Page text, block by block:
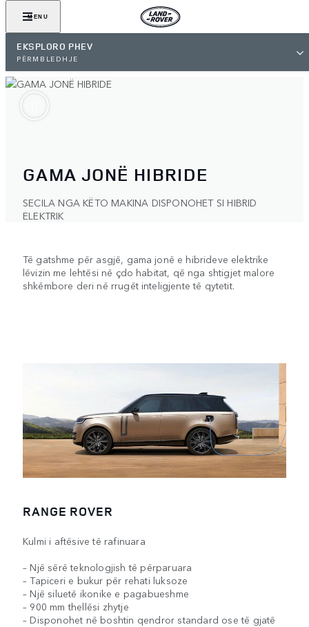
MENU
EKSPLORO PHEV
PËRMBLEDHJE
GAMA JONË HIBRIDE
SECILA NGA KËTO MAKINA DISPONOHET SI HIBRID
ELEKTRIK
Të gatshme për asgjë, gama jonë e hibrideve elektrike
lëvizin me lehtësi në çdo habitat, që nga shtigjet malore
shkëmbore deri në rrugët inteligjente të qytetit.
RANGE ROVER
Kulmi i aftësive të rafinuara
– Një sërë teknologjish të përparuara
– Tapiceri e bukur për rehati luksoze
– Një siluetë ikonike e pagabueshme
– 900 mm thellësi zhytje
– Disponohet në boshtin qendror standard ose të gjatë